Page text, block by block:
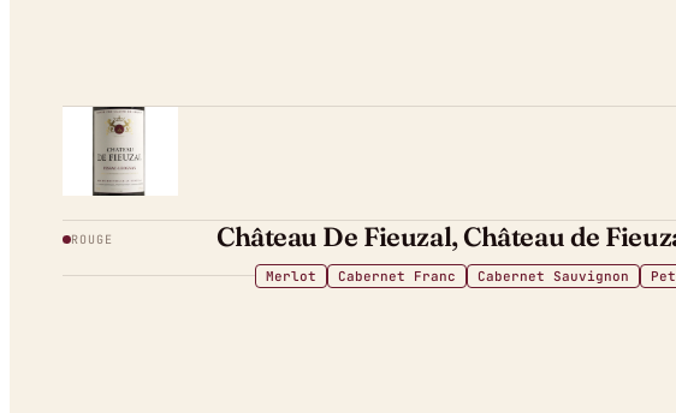
ROUGE Château De Fieuzal, Château de
Merlot Cabernet Franc Cabernet Sauvignon